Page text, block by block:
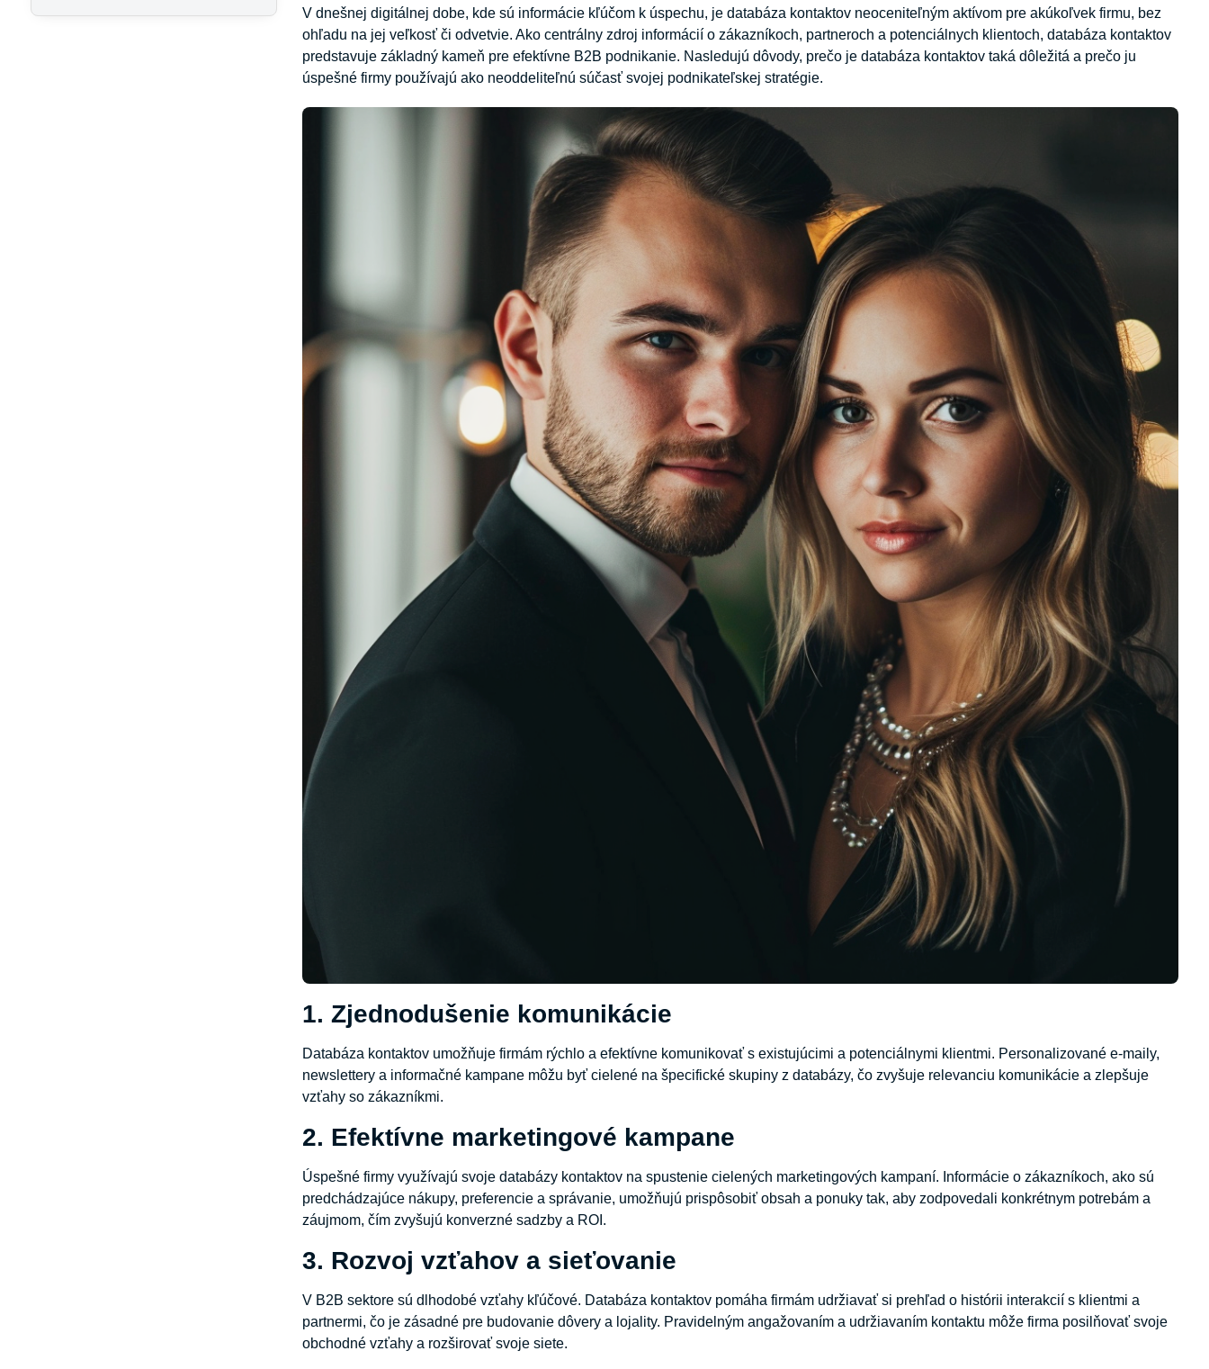
V dnešnej digitálnej dobe, kde sú informácie kľúčom k úspechu, je databáza kontaktov neoceniteľným aktívom pre akúkoľvek firmu, bez
ohľadu na jej veľkosť či odvetvie. Ako centrálny zdroj informácií o zákazníkoch, partneroch a potenciálnych klientoch, databáza kontaktov
predstavuje základný kameň pre efektívne B2B podnikanie. Nasledujú dôvody, prečo je databáza kontaktov taká dôležitá a prečo ju
úspešné firmy používajú ako neoddeliteľnú súčasť svojej podnikateľskej stratégie.
1. Zjednodušenie komunikácie
Databáza kontaktov umožňuje firmám rýchlo a efektívne komunikovať s existujúcimi a potenciálnymi klientmi. Personalizované e-maily,
newslettery a informačné kampane môžu byť cielené na špecifické skupiny z databázy, čo zvyšuje relevanciu komunikácie a zlepšuje
vzťahy so zákazníkmi.
2. Efektívne marketingové kampane
Úspešné firmy využívajú svoje databázy kontaktov na spustenie cielených marketingových kampaní. Informácie o zákazníkoch, ako sú
predchádzajúce nákupy, preferencie a správanie, umožňujú prispôsobiť obsah a ponuky tak, aby zodpovedali konkrétnym potrebám a
záujmom, čím zvyšujú konverzné sadzby a ROI.
3. Rozvoj vzťahov a sieťovanie
V B2B sektore sú dlhodobé vzťahy kľúčové. Databáza kontaktov pomáha firmám udržiavať si prehľad o histórii interakcií s klientmi a
partnermi, čo je zásadné pre budovanie dôvery a lojality. Pravidelným angažovaním a udržiavaním kontaktu môže firma posilňovať svoje
obchodné vzťahy a rozširovať svoje siete.